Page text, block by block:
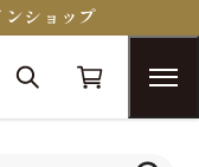
ショップ